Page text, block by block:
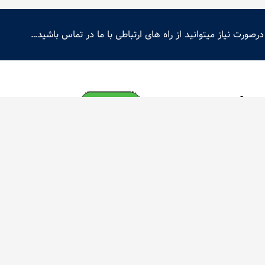
درصورت نیاز میتوانید از راه های ارتباطی با ما در تماس باشید…